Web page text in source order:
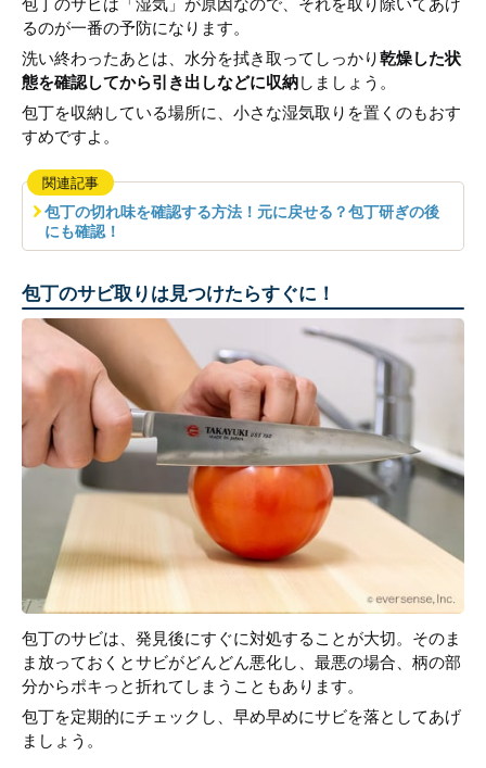
包丁のサビは「湿気」が原因なので、それを取り除いてあげ
るのが一番の予防になります。
洗い終わったあとは、水分を拭き取ってしっかり乾燥した状
態を確認してから引き出しなどに収納しましょう。
包丁を収納している場所に、小さな湿気取りを置くのもおす
すめですよ。
関連記事
包丁の切れ味を確認する方法！元に戻せる？包丁研ぎの後
にも確認！
包丁のサビ取りは見つけたらすぐに！
包丁のサビは、発見後にすぐに対処することが大切。そのま
ま放っておくとサビがどんどん悪化し、最悪の場合、柄の部
分からポキっと折れてしまうこともあります。
包丁を定期的にチェックし、早め早めにサビを落としてあげ
ましょう。